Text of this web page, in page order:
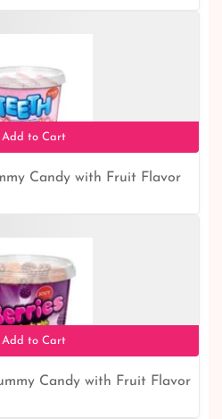
Add to Cart
Candy with Fruit Flavor
Add to Cart
Candy with Fruit Flavor